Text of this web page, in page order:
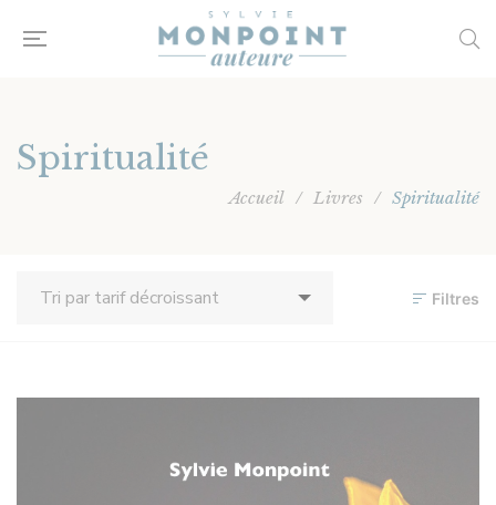
Spiritualité
Accueil / Livres / Spiritualité
Filtres